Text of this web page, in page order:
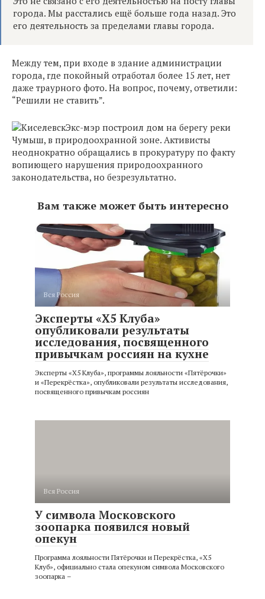
города. Мы расстались ещё больше года назад. Это
его деятельность за пределами главы города.
Между тем, при входе в здание администрации
города, где покойный отработал более 15 лет, нет
даже траурного фото. На вопрос, почему, ответили:
“Решили не ставить”.
Экс-мэр построил дом на берегу реки
Чумыш, в природоохранной зоне. Активисты
неоднократно обращались в прокуратуру по факту
вопиющего нарушения природоохранного
законодательства, но безрезультатно.
Вам также может быть интересно
Вся Россия
Эксперты ​​«X5 Клуба»
опубликовали результаты
исследования, посвященного
привычкам россиян на кухне
Эксперты ​​«X5 Клуба», программы лояльности «Пятёрочки»
и «Перекрёстка», опубликовали результаты исследования,
посвященного привычкам россиян
Вся Россия
У символа Московского
зоопарка появился новый
опекун
Программа лояльности Пятёрочки и Перекрёстка, «X5
Клуб», официально стала опекуном символа Московского
зоопарка –